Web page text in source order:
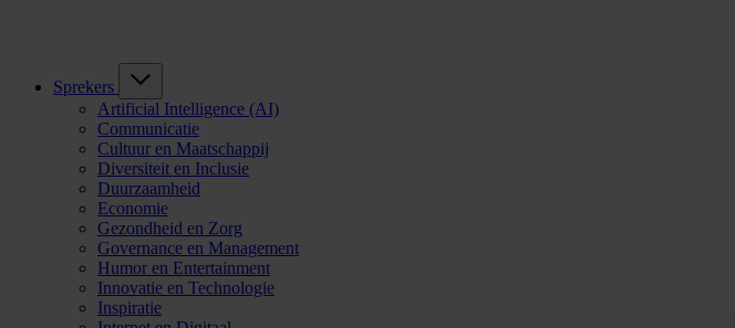
Sprekers
Artificial Intelligence (AI)
Communicatie
Cultuur en Maatschappij
Diversiteit en Inclusie
Duurzaamheid
Economie
Gezondheid en Zorg
Governance en Management
Humor en Entertainment
Innovatie en Technologie
Inspiratie